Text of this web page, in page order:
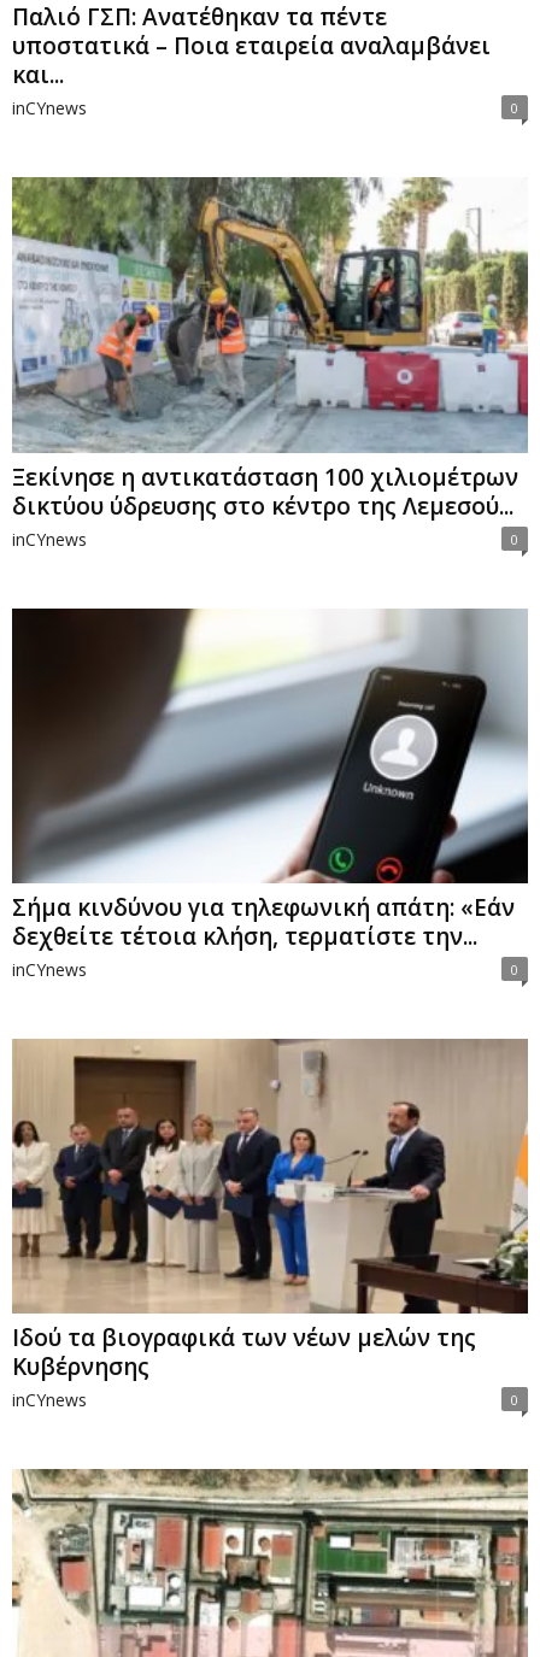
Παλιό ΓΣΠ: Ανατέθηκαν τα πέντε
υποστατικά – Ποια εταιρεία αναλαμβάνει
και...
inCYnews 0
Ξεκίνησε η αντικατάσταση 100 χιλιομέτρων
δικτύου ύδρευσης στο κέντρο της Λεμεσού...
inCYnews 0
Σήμα κινδύνου για τηλεφωνική απάτη: «Εάν
δεχθείτε τέτοια κλήση, τερματίστε την...
inCYnews 0
Ιδού τα βιογραφικά των νέων μελών της
Κυβέρνησης
inCYnews 0